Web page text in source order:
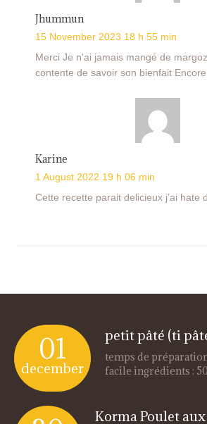
Jhummun
15 November 2023 18 h 55 min
Merci Je n'ai jamais mangé de
contente de savoir son bienfait
Karine
1 August 2022 19 h 06 min
Cette recette parait delicieux j’ai hate
01
december
petit pâté (ti
temps de
facile ingrédients :
Korma Poulet